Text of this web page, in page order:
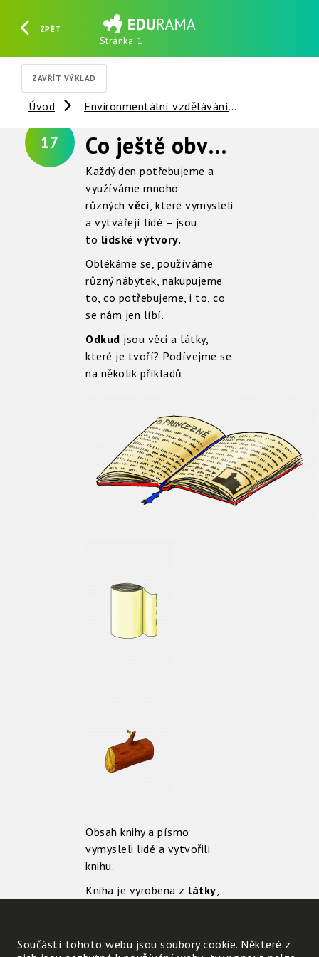
ZPĚT
Stránka 1
ZAVŘÍT VÝKLAD
Úvod Environmentální vzdělávání
17 Co ještě obvykle potřebujeme ?
Každý den potřebujeme a
využíváme mnoho
různých věcí, které vymysleli
a vytvářejí lidé – jsou
to lidské výtvory.
Oblékáme se, používáme
různý nábytek, nakupujeme
to, co potřebujeme, i to, co
se nám jen líbí.
Odkud jsou věci a látky,
které je tvoří? Podívejme se
na několik příkladů
Obsah knihy a písmo
vymysleli lidé a vytvořili
knihu.
Kniha je vyrobena z látky,
jesurovina(čilimateriál)
Součástí tohoto webu jsou soubory cookie. Některé z